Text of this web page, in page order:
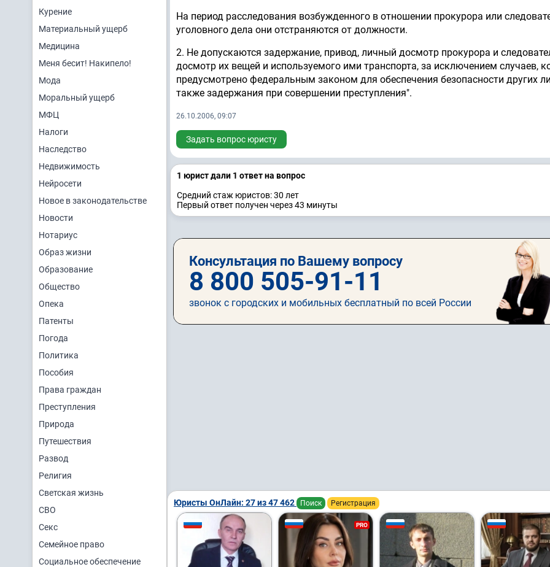
Курение
Материальный ущерб
Медицина
Меня бесит! Накипело!
Мода
Моральный ущерб
МФЦ
Налоги
Наследство
Недвижимость
Нейросети
Новое в законодательстве
Новости
Нотариус
Образ жизни
Образование
Общество
Опека
Патенты
Погода
Политика
Пособия
Права граждан
Преступления
Природа
Путешествия
Развод
Религия
Светская жизнь
СВО
Секс
Семейное право
Социальное обеспечение
На период расследования возбужденного в отношении прокурора или
уголовного дела они отстраняются от должности.
2. Не допускаются задержание, привод, личный досмотр прокурора и
досмотр их вещей и используемого ими транспорта, за исключением случаев,
предусмотрено федеральным законом для обеспечения безопасности других
также задержания при совершении преступления".
26.10.2006, 09:07
Задать вопрос юристу
1 юрист дали 1 ответ на вопрос
Средний стаж юристов: 30 лет
Первый ответ получен через 43 минуты
Консультация по Вашему вопросу
8 800 505-91-11
звонок с городских и мобильных бесплатный по всей России
Юристы ОнЛайн: 27 из 47 462 Поиск Регистрация
PRO